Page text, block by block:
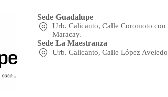
Sede Guadalupe
Urb. Calicanto, Calle Coromoto con
Maracay.
Sede La Maestranza
Urb. Calicanto, Calle López